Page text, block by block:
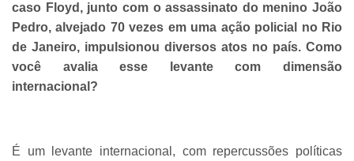
caso Floyd, junto com o assassinato do menino João
Pedro, alvejado 70 vezes em uma ação policial no Rio
de Janeiro, impulsionou diversos atos no país. Como
você avalia esse levante com dimensão
internacional?
É um levante internacional, com repercussões políticas